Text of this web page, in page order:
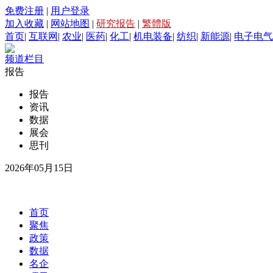
免费注册 | 用户登录
加入收藏 | 网站地图 | 研究报告 | 繁體版
首页| 互联网 | 农业| 医药| 化工| 机电装备| 纺织| 新能源| 电子电气
频道栏目
报告
报告
资讯
数据
展会
思刊
2026年05月15日
首页
聚焦
政策
数据
名企